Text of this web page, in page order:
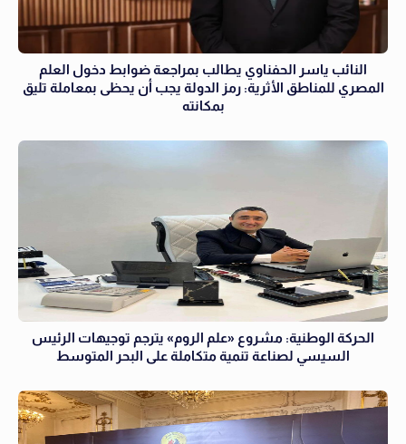
النائب ياسر الحفناوي يطالب بمراجعة ضوابط دخول العلم
المصري للمناطق الأثرية: رمز الدولة يجب أن يحظى بمعاملة تليق
بمكانته
الحركة الوطنية: مشروع «علم الروم» يترجم توجيهات الرئيس
السيسي لصناعة تنمية متكاملة على البحر المتوسط